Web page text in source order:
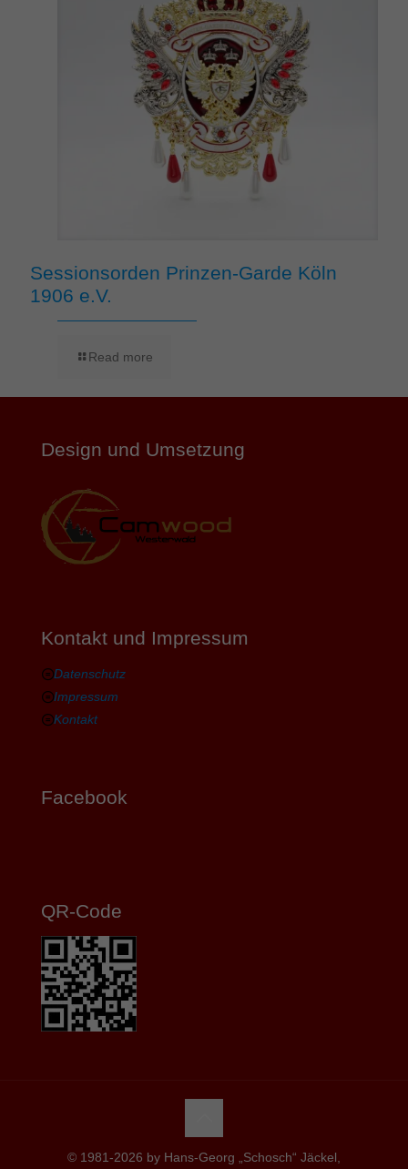
Sessionsorden Prinzen-Garde Köln
1906 e.V.
Read more
Design und Umsetzung
Kontakt und Impressum
Datenschutz
Impressum
Kontakt
Facebook
QR-Code
© 1981-2026 by Hans-Georg „Schosch“ Jäckel,